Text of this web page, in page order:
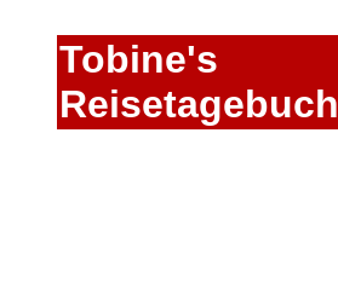
Tobine's
Reisetagebuch